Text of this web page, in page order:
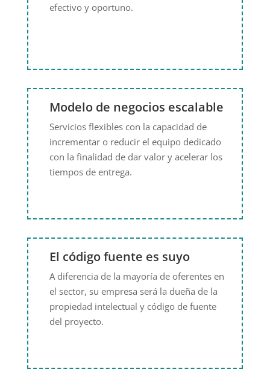
efectivo y oportuno.
Modelo de negocios escalable
Servicios flexibles con la capacidad de
incrementar o reducir el equipo dedicado
con la finalidad de dar valor y acelerar los
tiempos de entrega.
El código fuente es suyo
A diferencia de la mayoría de oferentes en
el sector, su empresa será la dueña de la
propiedad intelectual y código de fuente
del proyecto.